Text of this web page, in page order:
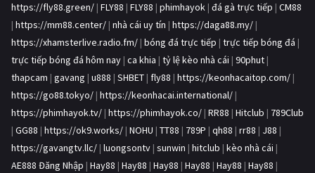
https://fly88.green/ | FLY88 | FLY88 | phimhayok | đá gà trực tiếp | CM88
| https://mm88.center/ | nhà cái uy tín | https://daga88.my/ |
https://xhamsterlive.radio.fm/ | bóng đá trực tiếp | trực tiếp bóng đá |
trực tiếp bóng đá hôm nay | ca khia | tỷ lệ kèo nhà cái | 90phut |
thapcam | gavang | u888 | SHBET | fly88 | https://keonhacaitop.com/ |
https://go88.tokyo/ | https://keonhacai.international/ |
https://phimhayok.tv/ | https://phimhayok.co/ | RR88 | Hitclub | 789Club
| GG88 | https://ok9.works/ | NOHU | TT88 | 789P | qh88 | rr88 | J88 |
https://gavangtv.llc/ | luongsontv | sunwin | hitclub | kèo nhà cái |
AE888 Đăng Nhập | Hay88 | Hay88 | Hay88 | Hay88 | Hay88 | Hay88 |